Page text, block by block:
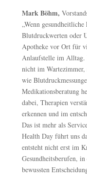
Mark Böhm,
„Wenn
Blutdruckwerten oder
Apotheke vor Ort für
Anlaufstelle im Alltag.
nicht im
wie
Medikationsberatung
dabei, Therapien
erkennen und im
Das ist mehr als
Health Day führt uns
entsteht nicht erst im
Gesundheitsberufen,
bewussten